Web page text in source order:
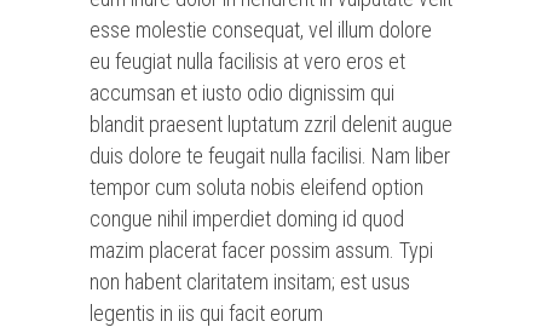
esse molestie consequat, vel illum dolore
eu feugiat nulla facilisis at vero eros et
accumsan et iusto odio dignissim qui
blandit praesent luptatum zzril delenit augue
duis dolore te feugait nulla facilisi. Nam liber
tempor cum soluta nobis eleifend option
congue nihil imperdiet doming id quod
mazim placerat facer possim assum. Typi
non habent claritatem insitam; est usus
legentis in iis qui facit eorum